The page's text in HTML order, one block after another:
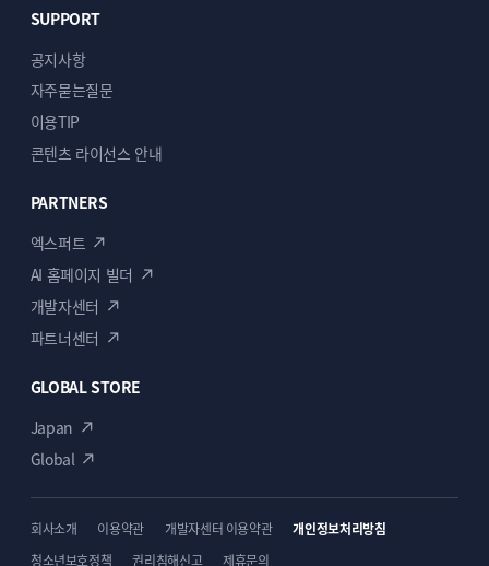
SUPPORT
공지사항
자주묻는질문
이용TIP
콘텐츠 라이선스 안내
PARTNERS
엑스퍼트
AI 홈페이지 빌더
개발자센터
파트너센터
GLOBAL STORE
Japan
Global
회사소개 이용약관 개발자센터 이용약관
개인정보처리방침
청소년보호정책
권리침해신고 제휴문의